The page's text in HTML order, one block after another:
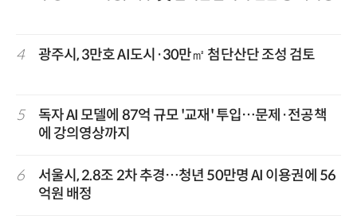
4 광주시, 3만호 AI도시·30만㎡ 첨단산단 조성 검토
5
독자 AI 모델에 87억 규모 '교재' 투입…문제·전공책
에 강의영상까지
6
서울시, 2.8조 2차 추경…청년 50만명 AI 이용권에 56
억원 배정